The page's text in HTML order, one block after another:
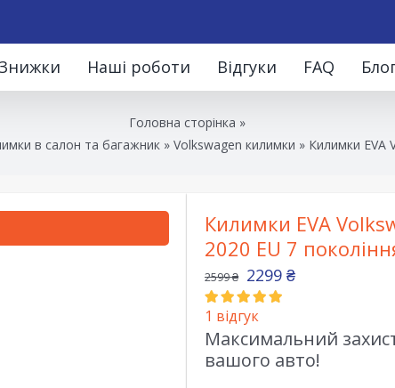
Знижки Наші роботи Відгуки FAQ
Головна сторінка »
в салон та багажник » Volkswagen килимки » Килимки EVA
Килимки EVA
2020 EU 7
2599₴ 2299 ₴
1 відгук
Максимальний
вашого авто!